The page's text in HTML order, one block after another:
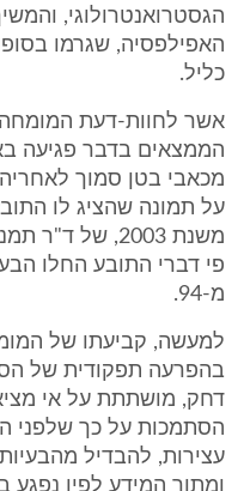
הגסטרואנטרולוגי,
האפילפסיה, שגרמו
כליל.
אשר לחוות-דעת
הממצאים בדבר פגיעה
מכאבי בטן סמוך
על תמונה שהציג לו
משנת 2003, של
פי דברי התובע החלו
מ-94.
למעשה, קביעתו של
בהפרעה תפקודית של
דחק, מושתתת על אי
הסתמכות על כך שלפני
עצירות, להבדיל
ומתוך המידע לפיו